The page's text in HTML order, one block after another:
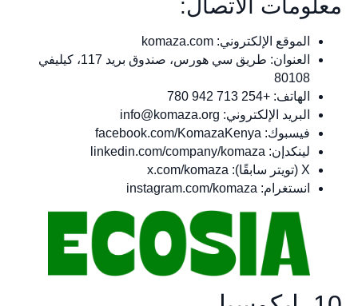
معلومات الاتصال:
الموقع الإلكتروني: komaza.com
العنوان: طريق سي هورس، صندوق بريد 117، كيليفي
80108
الهاتف: +254 713 942 780
البريد الإلكتروني: info@komaza.org
فيسبوك: facebook.com/KomazaKenya
لينكدإن: linkedin.com/company/komaza
X (تويتر سابقًا): x.com/komaza
انستغرام: instagram.com/komaza